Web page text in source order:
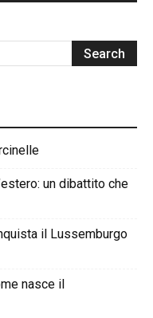
un dibattito che
il Lussemburgo
nasce il